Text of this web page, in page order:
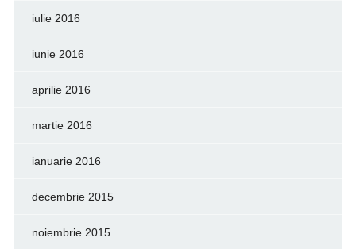
iulie 2016
iunie 2016
aprilie 2016
martie 2016
ianuarie 2016
decembrie 2015
noiembrie 2015